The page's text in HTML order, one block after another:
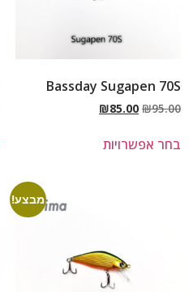
Bassday Sugapen 70S
₪95.00
₪85.00
בחר אפשרויות
מבצע!